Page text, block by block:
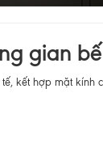
gian
tế, kết hợp mặt kính